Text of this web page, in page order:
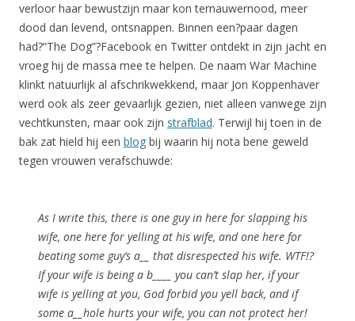
verloor haar bewustzijn maar kon ternauwernood, meer
dood dan levend, ontsnappen. Binnen een?paar dagen
had?”The Dog”?Facebook en Twitter ontdekt in zijn jacht en
vroeg hij de massa mee te helpen. De naam War Machine
klinkt natuurlijk al afschrikwekkend, maar Jon Koppenhaver
werd ook als zeer gevaarlijk gezien, niet alleen vanwege zijn
vechtkunsten, maar ook zijn strafblad. Terwijl hij toen in de
bak zat hield hij een blog bij waarin hij nota bene geweld
tegen vrouwen verafschuwde:
As I write this, there is one guy in here for slapping his
wife, one here for yelling at his wife, and one here for
beating some guy’s a__ that disrespected his wife. WTF!?
If your wife is being a b____ you can’t slap her, if your
wife is yelling at you, God forbid you yell back, and if
some a__hole hurts your wife, you can not protect her!